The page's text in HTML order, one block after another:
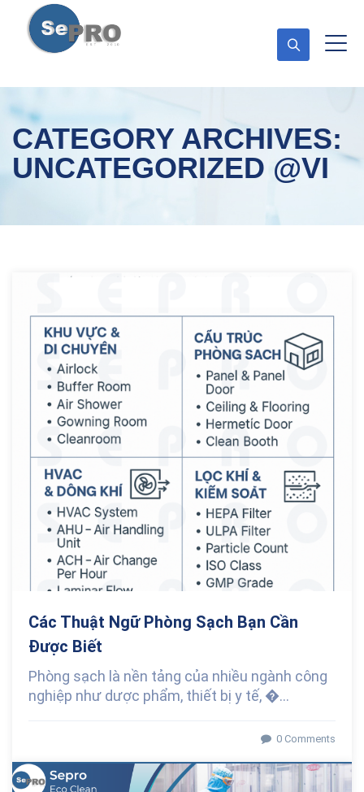
CATEGORY ARCHIVES:
UNCATEGORIZED @VI
Các Thuật Ngữ Phòng Sạch Bạn Cần
Được Biết
Phòng sạch là nền tảng của nhiều ngành công
nghiệp như dược phẩm, thiết bị y tế, �...
0 Comments